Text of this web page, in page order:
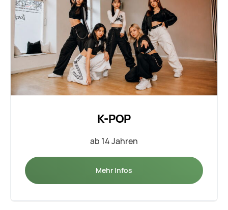
K-POP
ab 14 Jahren
Mehr Infos